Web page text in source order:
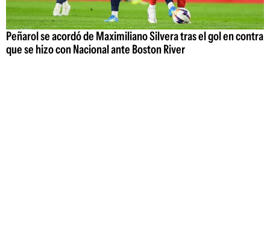
Peñarol se acordó de Maximiliano Silvera tras el gol en contra
que se hizo con Nacional ante Boston River